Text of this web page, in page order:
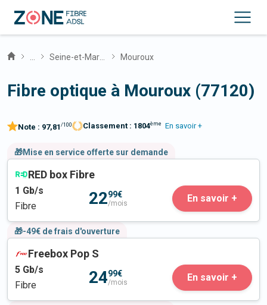
Mouroux
Fibre optique à Mouroux (77120)
Note : 97,81 /100 Classement : 1804ème En savoir +
🎁Mise en service offerte sur demande
RED box Fibre
1 Gb/s
Fibre
2299€
/mois En savoir +
🎁-49€ de frais d'ouverture
Freebox Pop S
5 Gb/s
Fibre
2499€
/mois En savoir +